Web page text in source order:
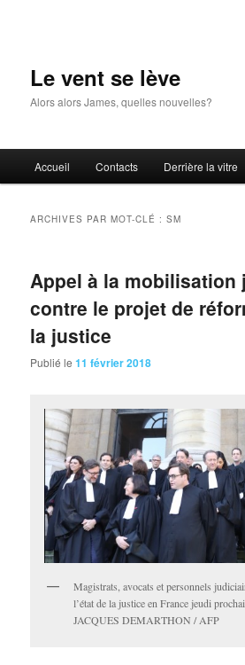
Le vent se lève
Alors alors James, quelles nouvelles?
principal
Accueil Contacts Derrière la vitre
ARCHIVES PAR MOT-CLÉ :SM
Appel à la mobilisation
contre le projet de
la justice
Publié le11 février 2018
Magistrats, avocats et personnels
l’état de la justice en France jeudi
JACQUES DEMARTHON / AFP